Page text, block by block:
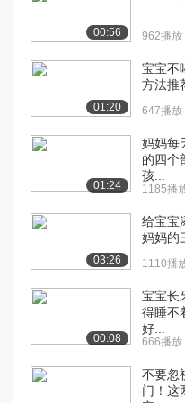
00:56 962播放
01:20
宝宝不
方法推
647播放
01:24
妈妈每
的四个
孩...
1185播
03:26
给宝宝
妈妈的
1110播
00:08
宝宝长
得睡不
好...
666播放
不要忽
门！这